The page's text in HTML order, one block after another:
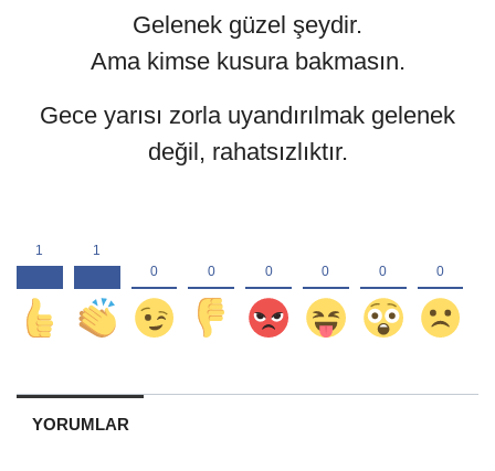
Gelenek güzel şeydir.
Ama kimse kusura bakmasın.
Gece yarısı zorla uyandırılmak gelenek
değil, rahatsızlıktır.
YORUMLAR